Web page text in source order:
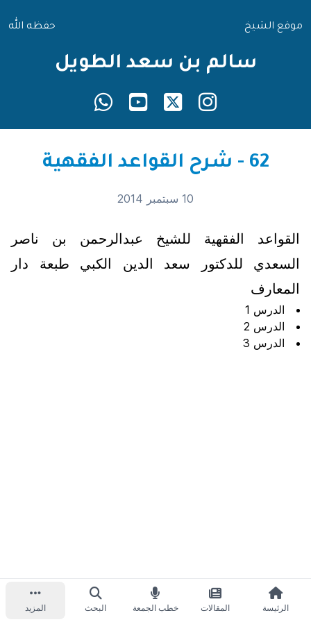
موقع الشيخ حفظه الله
سالم بن سعد الطويل
62 - شرح القواعد الفقهية
10 سبتمبر 2014
القواعد الفقهية للشيخ عبدالرحمن بن ناصر
السعدي للدكتور سعد الدين الكبي طبعة دار
المعارف
الدرس 1
الدرس 2
الدرس 3
الرئيسة المقالات خطب الجمعة البحث المزيد